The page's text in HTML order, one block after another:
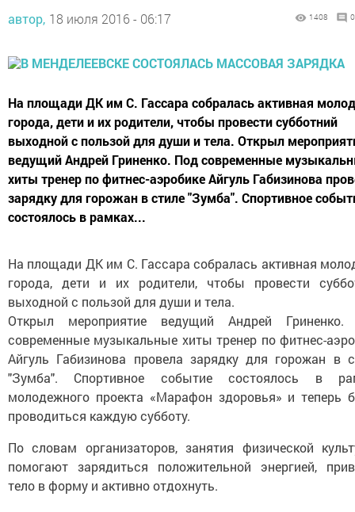
автор, 18 июля 2016 - 06:17 1408 0
На площади ДК им С. Гассара собралась активная
города, дети и их родители, чтобы провести субботний
выходной с пользой для души и тела. Открыл
ведущий Андрей Гриненко. Под современные
хиты тренер по фитнес-аэробике Айгуль Габизинова
зарядку для горожан в стиле "Зумба". Спортивное
состоялось в рамках...
На площади ДК им С. Гассара собралась активная
города, дети и их родители, чтобы провести
выходной с пользой для души и тела.
Открыл мероприятие ведущий Андрей
современные музыкальные хиты тренер по фитнес-
Айгуль Габизинова провела зарядку для горожан в
"Зумба". Спортивное событие состоялось в
молодежного проекта «Марафон здоровья» и теперь
проводиться каждую субботу.
По словам организаторов, занятия физической
помогают зарядиться положительной энергией,
тело в форму и активно отдохнуть.